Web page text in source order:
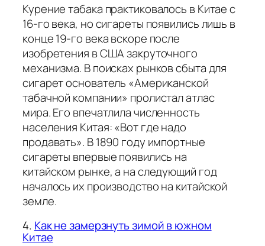
Курение табака практиковалось в Китае с
16-го века, но сигареты появились лишь в
конце 19-го века вскоре после
изобретения в США закруточного
механизма. В поисках рынков сбыта для
сигарет основатель «Американской
табачной компании» пролистал атлас
мира. Его впечатлила численность
населения Китая: «Вот где надо
продавать». В 1890 году импортные
сигареты впервые появились на
китайском рынке, а на следующий год
началось их производство на китайской
земле.
4. Как не замерзнуть зимой в южном
Китае